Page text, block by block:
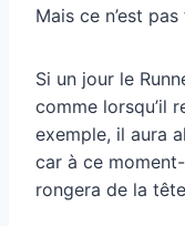
Mais ce n’est pas
Si un jour le
comme lorsqu’il
exemple, il aura
car à ce
rongera de la